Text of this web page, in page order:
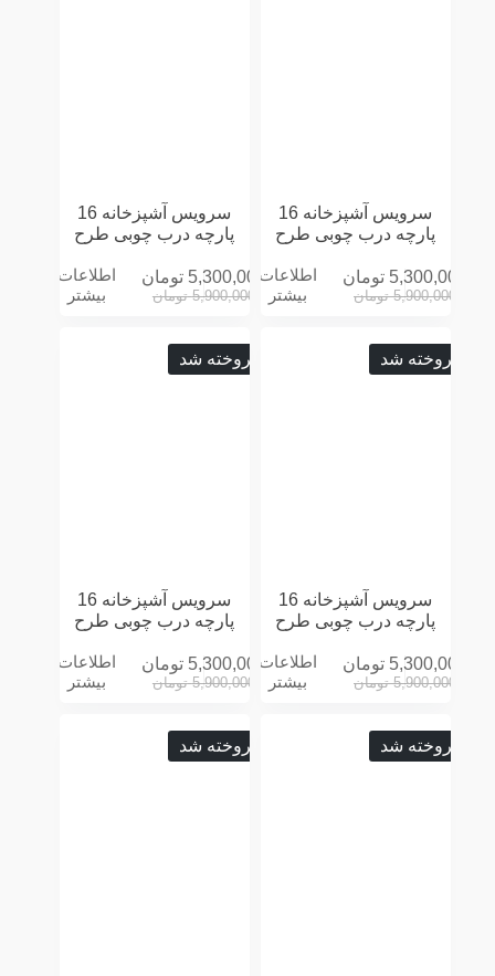
سرویس آشپزخانه 16
پارچه درب چوبی طرح
5,900,000 تومان
5,300,000 تومان
اطلاعات
بیشتر
سرویس آشپزخانه 16
پارچه درب چوبی طرح
5,900,000 تومان
5,300,000 تومان
اطلاعات
بیشتر
فروخته شد
سرویس آشپزخانه 16
پارچه درب چوبی طرح
5,900,000 تومان
5,300,000 تومان
اطلاعات
بیشتر
فروخته شد
سرویس آشپزخانه 16
پارچه درب چوبی طرح
5,900,000 تومان
5,300,000 تومان
اطلاعات
بیشتر
فروخته شد فروخته شد